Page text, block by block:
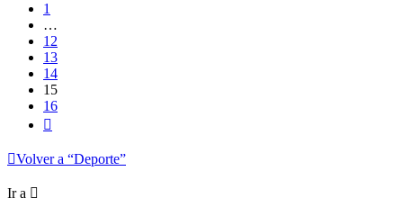
1
…
12
13
14
15
16
Volver a “Deporte”
Ir a